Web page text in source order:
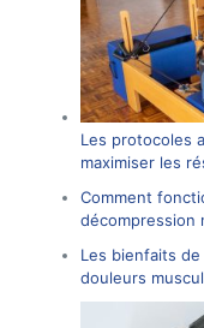
Les protocoles
maximiser les
Comment
décompression
Les bienfaits
douleurs